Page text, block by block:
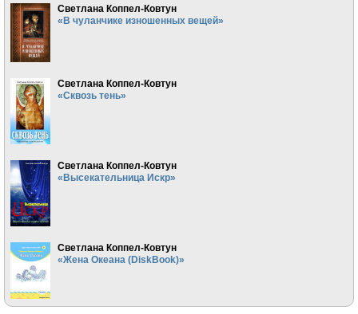
Светлана Коппел-Ковтун
«В чуланчике изношенных вещей»
Светлана Коппел-Ковтун
«Сквозь тень»
Светлана Коппел-Ковтун
«Высекательница Искр»
Светлана Коппел-Ковтун
«Жена Океана (DiskBook)»